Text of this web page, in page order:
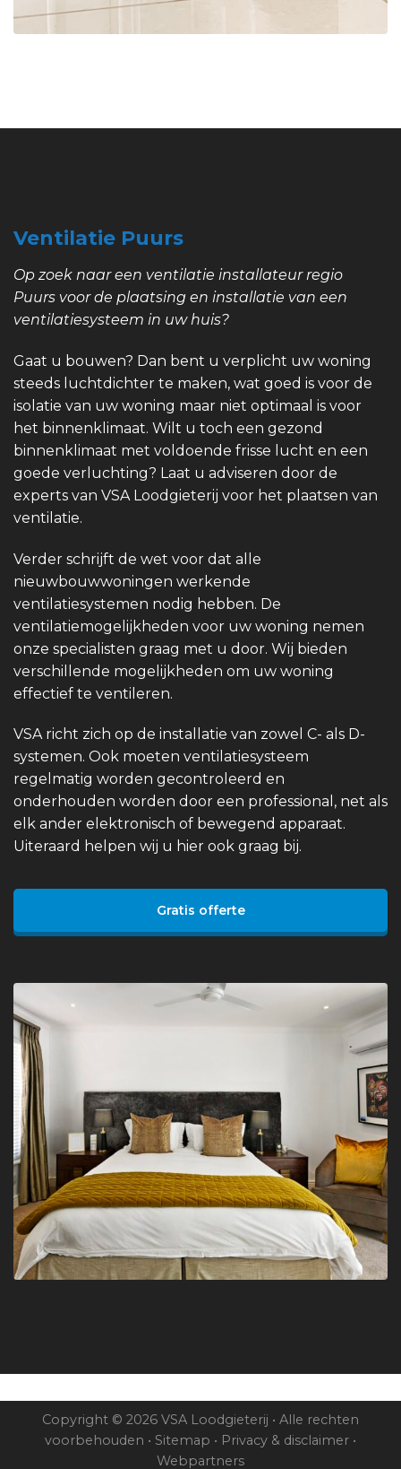
Ventilatie Puurs
Op zoek naar een ventilatie installateur regio
Puurs voor de plaatsing en installatie van een
ventilatiesysteem in uw huis?
Gaat u bouwen? Dan bent u verplicht uw woning
steeds luchtdichter te maken, wat goed is voor de
isolatie van uw woning maar niet optimaal is voor
het binnenklimaat. Wilt u toch een gezond
binnenklimaat met voldoende frisse lucht en een
goede verluchting? Laat u adviseren door de
experts van VSA Loodgieterij voor het plaatsen van
ventilatie.
Verder schrijft de wet voor dat alle
nieuwbouwwoningen werkende
ventilatiesystemen nodig hebben. De
ventilatiemogelijkheden voor uw woning nemen
onze specialisten graag met u door. Wij bieden
verschillende mogelijkheden om uw woning
effectief te ventileren.
VSA richt zich op de installatie van zowel C- als D-
systemen. Ook moeten ventilatiesysteem
regelmatig worden gecontroleerd en
onderhouden worden door een professional, net als
elk ander elektronisch of bewegend apparaat.
Uiteraard helpen wij u hier ook graag bij.
Gratis offerte
Copyright © 2026 VSA Loodgieterij • Alle rechten
voorbehouden • Sitemap • Privacy & disclaimer •
Webpartners